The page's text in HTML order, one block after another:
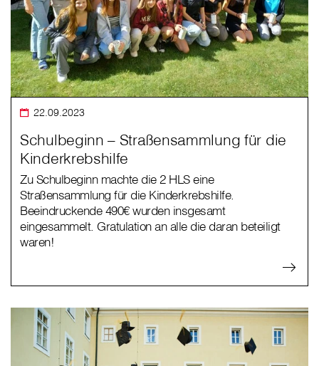
22.09.2023
Schulbeginn – Straßensammlung für die
Kinderkrebshilfe
Zu Schulbeginn machte die 2 HLS eine
Straßensammlung für die Kinderkrebshilfe.
Beeindruckende 490€ wurden insgesamt
eingesammelt. Gratulation an alle die daran beteiligt
waren!